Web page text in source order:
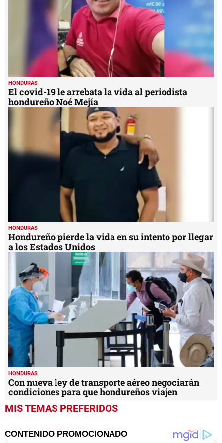
HONDURAS
El covid-19 le arrebata la vida al periodista
hondureño Noé Mejía
HONDURAS
Hondureño pierde la vida en su intento por llegar
a los Estados Unidos
HONDURAS
Con nueva ley de transporte aéreo negociarán
condiciones para que hondureños viajen
MIS TEMAS PREFERIDOS